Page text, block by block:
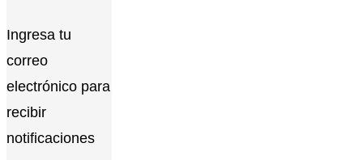
Ingresa tu
correo
electrónico para
recibir
notificaciones